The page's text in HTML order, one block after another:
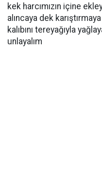
kek harcımızın içine
alıncaya dek
kalıbını tereyağıyla
unlayalım